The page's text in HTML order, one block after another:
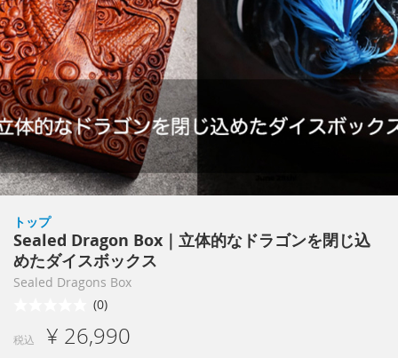
トップ
Sealed Dragon Box｜立体的なドラゴンを閉じ込
めたダイスボックス
Sealed Dragons Box
(0)
税込 ¥ 26,990